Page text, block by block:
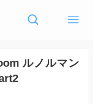
ルノルマン